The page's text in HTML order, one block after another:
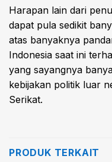
Harapan lain dari
dapat pula sedikit
atas banyaknya
Indonesia saat ini
yang sayangnya
kebijakan politik luar
Serikat.
PRODUK TERKAIT